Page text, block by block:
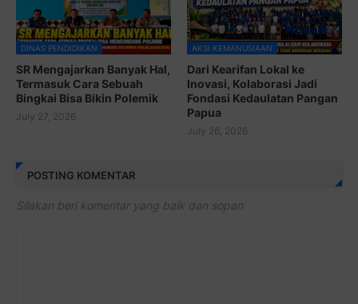
DINAS PENDIDIKAN
SR Mengajarkan Banyak Hal,
Termasuk Cara Sebuah
Bingkai Bisa Bikin Polemik
July 27, 2026
AKSI KEMANUSIAAN
Dari Kearifan Lokal ke
Inovasi, Kolaborasi Jadi
Fondasi Kedaulatan Pangan
Papua
July 26, 2026
POSTING KOMENTAR
Silakan beri komentar yang baik dan sopan